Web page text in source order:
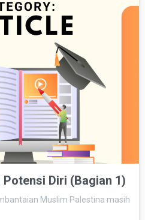
Diri (Bagian 1)
Muslim Palestina masih